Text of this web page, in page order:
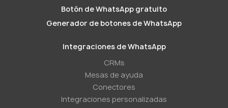
Botón de WhatsApp gratuito
Generador de botones de WhatsApp
Integraciones de WhatsApp
CRMs
Mesas de ayuda
Conectores
Integraciones personalizadas